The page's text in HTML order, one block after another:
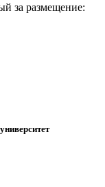
за размещение: